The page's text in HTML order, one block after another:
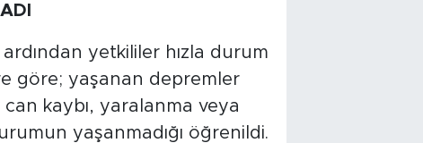
yetkililer hızla durum
göre; yaşanan depremler
kaybı, yaralanma veya
yaşanmadığı öğrenildi.